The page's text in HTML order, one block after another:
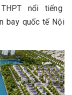
nổi tiếng
bay quốc tế Nội